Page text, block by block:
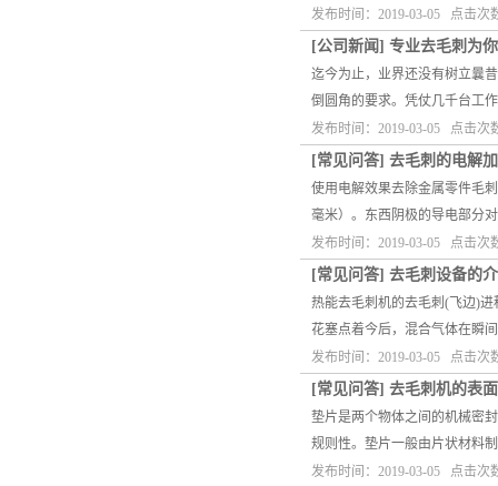
发布时间：2019-03-05 点击次
[公司新闻] 专业去毛刺为
迄今为止，业界还没有树立曩
倒圆角的要求。凭仗几千台工
发布时间：2019-03-05 点击次
[常见问答] 去毛刺的电解
使用电解效果去除金属零件毛
毫米）。东西阴极的导电部分
发布时间：2019-03-05 点击次
[常见问答] 去毛刺设备的
热能去毛刺机的去毛刺(飞边)
花塞点着今后，混合气体在瞬
发布时间：2019-03-05 点击次
[常见问答] 去毛刺机的表
垫片是两个物体之间的机械密
规则性。垫片一般由片状材料
发布时间：2019-03-05 点击次